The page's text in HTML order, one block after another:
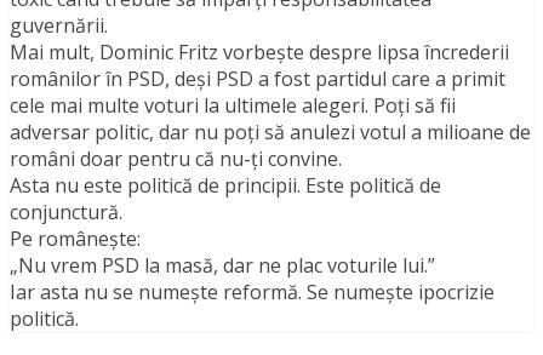
guvernării.
Mai mult, Dominic Fritz vorbește despre lipsa încrederii
românilor în PSD, deși PSD a fost partidul care a primit
cele mai multe voturi la ultimele alegeri. Poți să fii
adversar politic, dar nu poți să anulezi votul a milioane de
români doar pentru că nu-ți convine.
Asta nu este politică de principii. Este politică de
conjunctură.
Pe românește:
„Nu vrem PSD la masă, dar ne plac voturile lui.”
Iar asta nu se numește reformă. Se numește ipocrizie
politică.